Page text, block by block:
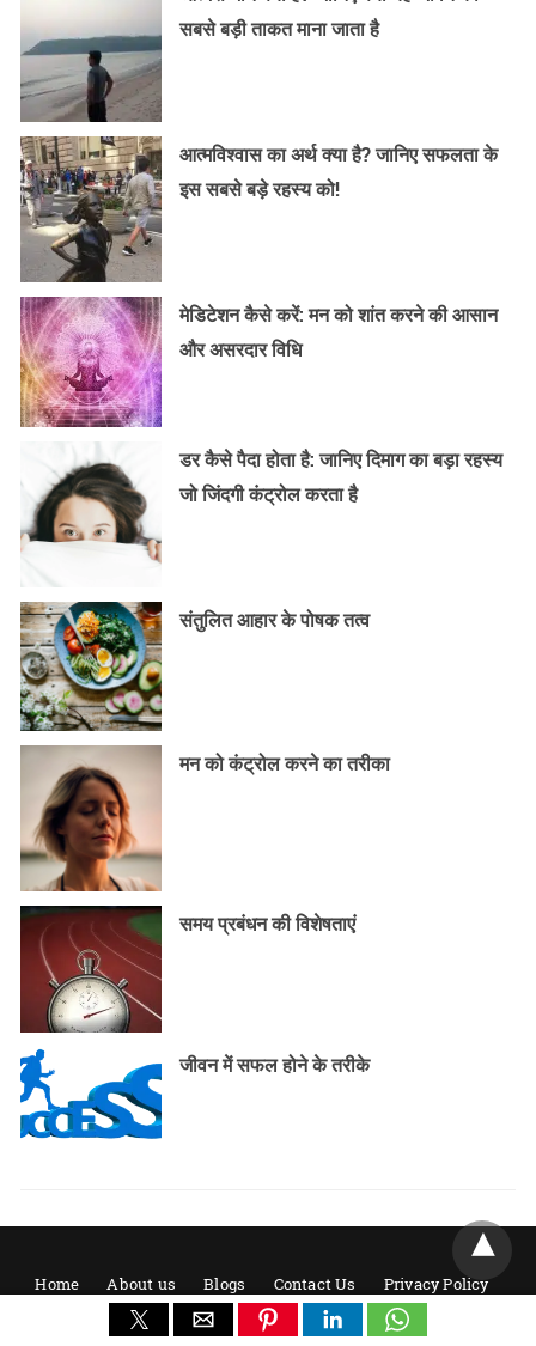
सबसे बड़ी ताकत माना जाता है
आत्मविश्वास का अर्थ क्या है? जानिए सफलता के
इस सबसे बड़े रहस्य को!
मेडिटेशन कैसे करें: मन को शांत करने की आसान
और असरदार विधि
डर कैसे पैदा होता है: जानिए दिमाग का बड़ा रहस्य
जो जिंदगी कंट्रोल करता है
संतुलित आहार के पोषक तत्व
मन को कंट्रोल करने का तरीका
समय प्रबंधन की विशेषताएं
जीवन में सफल होने के तरीके
Home About us Blogs Contact Us
Privacy Policy
Term & Conditions